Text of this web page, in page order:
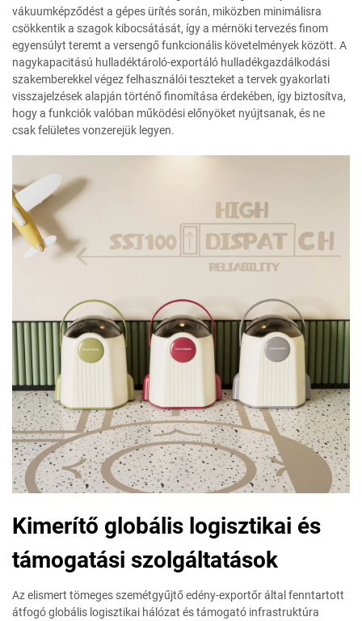
vákuumképződést a gépes ürítés során, miközben minimálisra
csökkentik a szagok kibocsátását, így a mérnöki tervezés finom
egyensúlyt teremt a versengő funkcionális követelmények között. A
nagykapacitású hulladéktároló-exportáló hulladékgazdálkodási
szakemberekkel végez felhasználói teszteket a tervek gyakorlati
visszajelzések alapján történő finomítása érdekében, így biztosítva,
hogy a funkciók valóban működési előnyöket nyújtsanak, és ne
csak felületes vonzerejük legyen.
Kimerítő globális logisztikai és
támogatási szolgáltatások
Az elismert tömeges szemétgyűjtő edény-exportőr által fenntartott
átfogó globális logisztikai hálózat és támogató infrastruktúra